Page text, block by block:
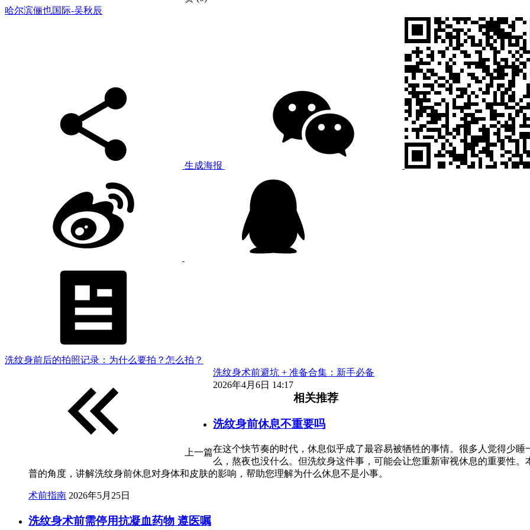
哈尔滨俪也国际-吴秋辰
生成海报
洗纹身前后的拍照记录：为什么要拍？怎么拍？
上一篇
洗纹身术前避坑 + 准备合集：新手必备
2026年4月6日 14:17
相关推荐
洗纹身前休息不重要吗
在这个快节奏的时代，休息似乎成了最容易被牺牲的事情。很多人觉得少睡
么，熬夜也没什么。但洗纹身这件事，可能会让您重新审视休息的重要性。
普的角度，讲解洗纹身前休息对身体和皮肤的影响，帮助您理解为什么休息不是小事。
术前指南 2026年5月25日
洗纹身术前需停用抗凝血药物 遵医嘱